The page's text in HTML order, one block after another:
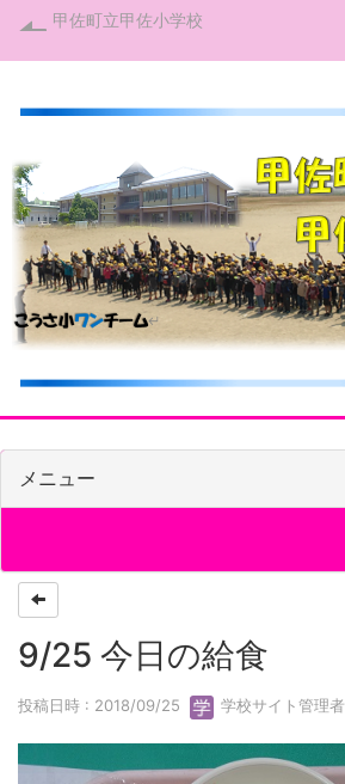
甲佐町立甲佐小学校
メニュー
9/25 今日の給食
投稿日時 : 2018/09/25 学校サイト管理者